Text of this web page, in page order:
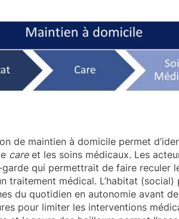
de maintien à domicile permet
careet les soins médicaux. Les
garde qui permettrait de faire reculer
traitement médical. L’habitat
du quotidien en autonomie avant
pour limiter les interventions